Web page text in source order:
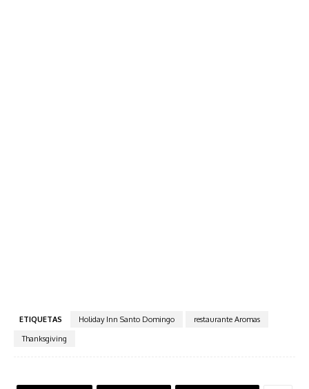
ETIQUETAS Holiday Inn Santo Domingo
restaurante Aromas
Thanksgiving